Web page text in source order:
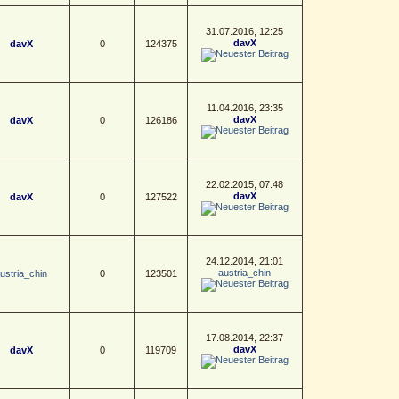
davX 0 124375
31.07.2016, 12:25
davX
davX 0 126186
11.04.2016, 23:35
davX
davX 0 127522
22.02.2015, 07:48
davX
0 123501
24.12.2014, 21:01
austria_chin
davX 0 119709
17.08.2014, 22:37
davX